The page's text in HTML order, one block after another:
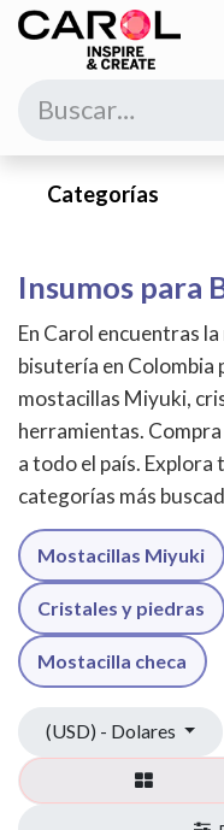
Ir al contenido
Categorías
Insumos para
En Carol encuentras
bisutería en Colombia
mostacillas Miyuki,
herramientas.
a todo el país.
categorías más
Mostacillas Miyuki
Cristales y piedras
Mostacilla checa
(USD) - Dolares